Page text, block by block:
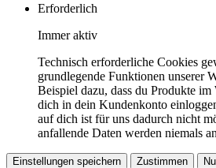
Erforderlich
Immer aktiv
Technisch erforderliche Cookies
grundlegende Funktionen unserer
Beispiel dazu, dass du Produkte
dich in dein Kundenkonto
auf dich ist für uns dadurch nicht
anfallende Daten werden niemals
Einstellungen speichern Zustimmen